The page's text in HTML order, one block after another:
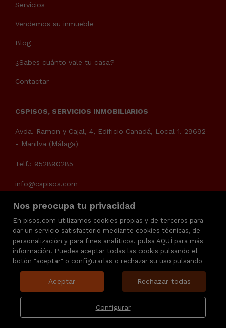
Nos preocupa tu privacidad
En pisos.com utilizamos cookies propias y de terceros para
dar un servicio satisfactorio mediante cookies técnicas, de
personalización y para fines analíticos. pulsa AQUÍ para más
información. Puedes aceptar todas las cookis pulsando el
botón "aceptar" o configurarlas o rechazar su uso pulsando
Aceptar Rechazar todas
Configurar
Servicios
Vendemos su inmueble
Blog
¿Sabes cuánto vale tu casa?
Contactar
CSPISOS, SERVICIOS INMOBILIARIOS
Avda. Ramon y Cajal, 4, Edificio Canadá, Local 1. 29692
- Manilva (Málaga)
Telf.: 952890285
info@cspisos.com